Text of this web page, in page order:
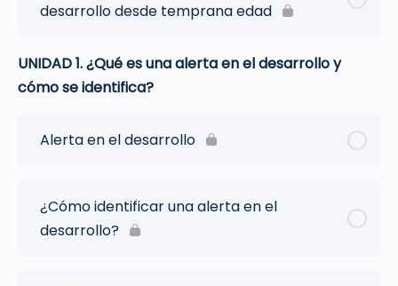
desarrollo desde temprana edad
UNIDAD 1. ¿Qué es una alerta en el desarrollo y
cómo se identifica?
Alerta en el desarrollo
¿Cómo identificar una alerta en el
desarrollo?